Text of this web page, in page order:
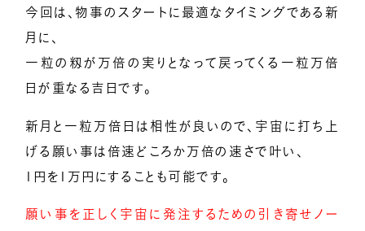
イベントギャラリー
今回は、物事のスタートに最適なタイミングである新
月に、
一粒の籾が万倍の実りとなって戻ってくる一粒万倍
日が重なる吉日です。
新月と一粒万倍日は相性が良いので、宇宙に打ち上
げる願い事は倍速どころか万倍の速さで叶い、
1円を1万円にすることも可能です。
願い事を正しく宇宙に発注するための引き寄せノー